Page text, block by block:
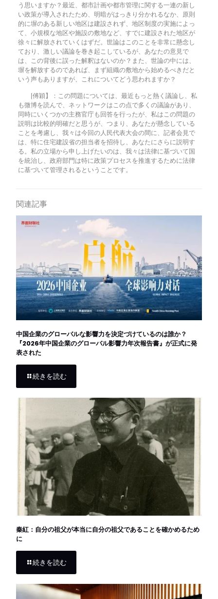
う思いますか？最近、都市計画や都市管理に関する一連の新し
い政策が導入されたため、明暗がはっきり分かれるなか、原則
的に塀のある新しい地区は建設されず、地区制度の実施によっ
て、小規模な地区や施設の敷地など、すでに建設された地区が
徐々に解放されていくはずだ。世論はこのことを非常に懸念し
ており、激しい議論を巻き起こしているが、あなたの意見で
は、この背後に誤った解釈はないのか？また、世論の中には、
塀を解放するのであれば、まず組織の敷地から始めるべきだと
いう声もありますが、これについてどう思われますか？
[傅穎】：この問題については、最近もっと熱く議論し、私
も微博を読んで、ネットワークはこの点で多くの議論があり、
同時にいくつかの主務官庁も回答を行ったが、私はこの問題の
説明は比較的明確だと思うが、つまり、あなたが懸念している
ことを考慮し、我々は今回の人民代表大会の間に、記者会見で
は、特に住宅建設省の担当者を招待し、あなたにさらに説明す
る。私の立場から申し上げたいのは、我々は法律に基づいて国
を統治し、政府部門は特に政策プロセスを推進するために法律
に基づいて管理されるということです。
関連記事
中国企業のグローバルな影響力を決定づけているのは誰か？
『2026年中国企業のグローバル影響力年次報告書』が正式に発
表された
続きを読む
秦紅：自分の祖父が本当に自分の祖父であることを確かめるため
に
続きを読む